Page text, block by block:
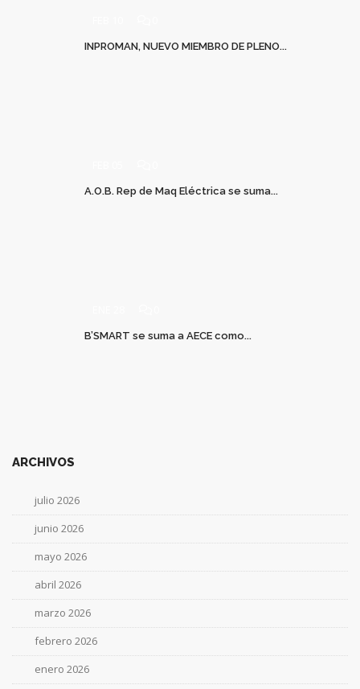
INPROMAN, NUEVO MIEMBRO DE PLENO...
A.O.B. Rep de Maq Eléctrica se suma...
B’SMART se suma a AECE como...
ARCHIVOS
julio 2026
junio 2026
mayo 2026
abril 2026
marzo 2026
febrero 2026
enero 2026